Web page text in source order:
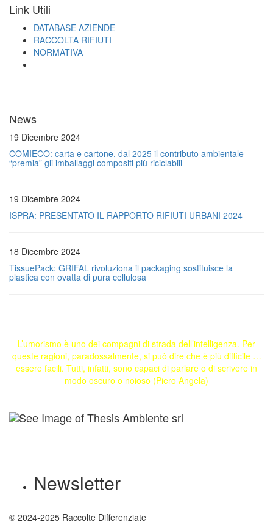
Link Utili
DATABASE AZIENDE
RACCOLTA RIFIUTI
NORMATIVA
News
19 Dicembre 2024
COMIECO: carta e cartone, dal 2025 il contributo ambientale
“premia” gli imballaggi compositi più riciclabili
19 Dicembre 2024
ISPRA: PRESENTATO IL RAPPORTO RIFIUTI URBANI 2024
18 Dicembre 2024
TissuePack: GRIFAL rivoluziona il packaging sostituisce la
plastica con ovatta di pura cellulosa
L’umorismo è uno dei compagni di strada dell’intelligenza. Per
queste ragioni, paradossalmente, si può dire che è più difficile …
essere facili. Tutti, infatti, sono capaci di parlare o di scrivere in
modo oscuro o noioso (Piero Angela)
Newsletter
© 2024-2025 Raccolte Differenziate